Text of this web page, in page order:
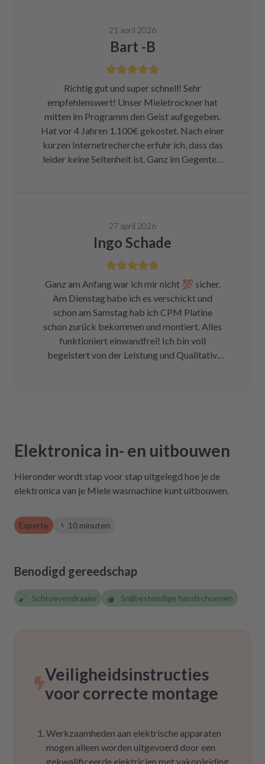
21 april 2026
Bart -B
Richtig gut und super schnell! Sehr
empfehlenswert! Unser Mieletrockner hat
mitten im Programm den Geist aufgegeben.
Hat vor 4 Jahren 1.100€ gekostet. Nach einer
kurzen Internetrecherche erfuhr ich, dass das
leider keine Seltenheit ist. Ganz im Gegenteil.
Modell und Fehler eingegeben und dann hatte
ich die Wahl, eine refurbished Platine für
139€ zu kaufen oder meine kaputte Platine
einzusenden und für 99€ reparieren zu lassen.
Der Ausbau war kein Hexenwerk. Ein paar
Fotos für den Wiedereinbau gemacht. Eine
halbe Stunde, nachdem mein Paket
angekommen war, bekam ich eine Rechnung
der Reparatur und das Teil war wieder auf
dem Rückweg zu mir!!! Unglaublich. Leider
Träumchen. Danke, danke, danke. Wilk gar
nicht erst wissen, was der Mieltechniker
gekostet hätte. Ich hoffe, wir werden in
Zukunft nicht wieder auf repartly
zurückgreifen müssen. Aber gut zu wissen,
dass es diese Möglichkeit gibt! Werden wir
definitiv weiter empfehlen.
27 april 2026
Ingo Schade
Ganz am Anfang war ich mir nicht 💯 sicher.
Am Dienstag habe ich es verschickt und
schon am Samstag hab ich CPM Platine
schon zurück bekommen und montiert. Alles
funktioniert einwandfrei! Ich bin voll
begeistert von der Leistung und Qualitativ.
Elektronica in- en uitbouwen
Hieronder wordt stap voor stap uitgelegd hoe je de
elektronica van je Miele wasmachine kunt uitbouwen.
Experte 10 minuten
Benodigd gereedschap
Schroevendraaier Snijbestendige handschoenen
Veiligheidsinstructies
voor correcte montage
Werkzaamheden aan elektrische apparaten
mogen alleen worden uitgevoerd door een
gekwalificeerde elektricien met vakopleiding,